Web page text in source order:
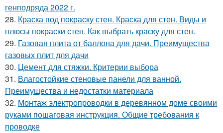
генподряда 2022 г.
28. Краска под покраску стен. Краска для стен. Виды и
плюсы покраски стен. Как выбрать краску для стен.
29. Газовая плита от баллона для дачи. Преимущества
газовых плит для дачи
30. Цемент для стяжки. Критерии выбора
31. Влагостойкие стеновые панели для ванной.
Преимущества и недостатки материала
32. Монтаж электропроводки в деревянном доме своими
руками пошаговая инструкция. Общие требования к
проводке